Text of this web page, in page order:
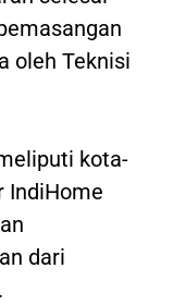
oleh Teknisi
kota-
IndiHome
dari